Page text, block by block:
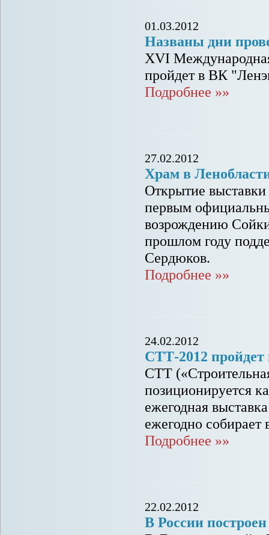
01.03.2012
Названы дни
XVI
пройдет в ВК
Подробнее »»
27.02.2012
Храм в
Открытие
первым
возрождению
прошлом году
Сердюков.
Подробнее »»
24.02.2012
СТТ-2012 пройдет
СТТ
позиционируется
ежегодная
ежегодно
Подробнее »»
22.02.2012
В России